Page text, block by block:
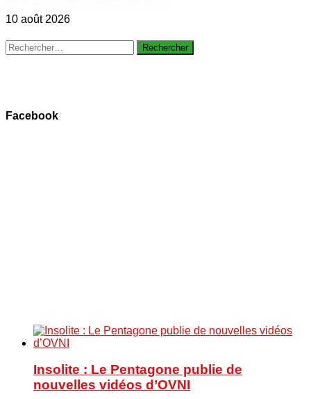
10 août 2026
Rechercher :
Facebook
Insolite : Le Pentagone publie de
nouvelles vidéos d’OVNI